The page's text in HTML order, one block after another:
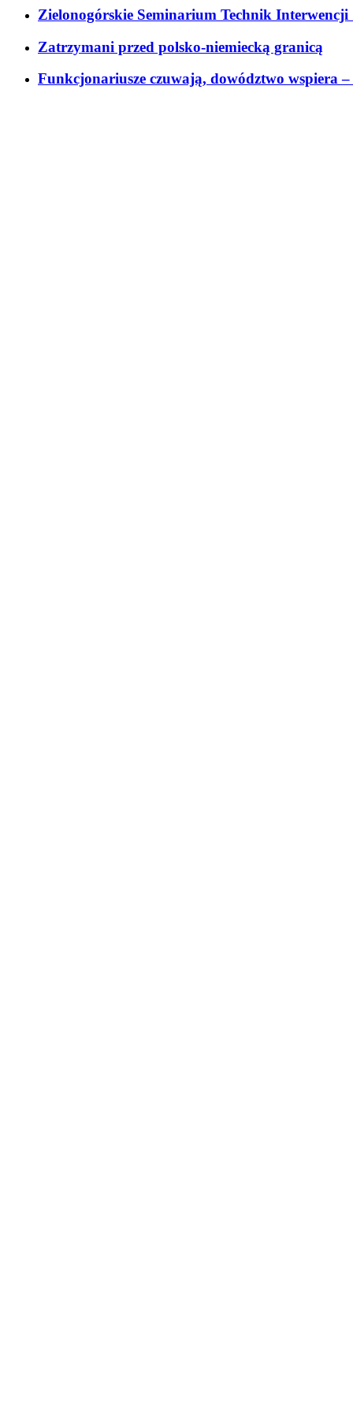
Zielonogórskie Seminarium Technik
Zatrzymani przed polsko-niemiecką granicą
Funkcjonariusze czuwają, dowództwo wspiera –